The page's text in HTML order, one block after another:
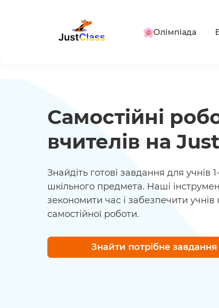
Олімпіада
Самостійні
вчителів на
Знайдіть готові завдання для учнів
шкільного предмета. Наші
зекономити час і забезпечити
самостійної роботи.
Знайти потрібне завдання